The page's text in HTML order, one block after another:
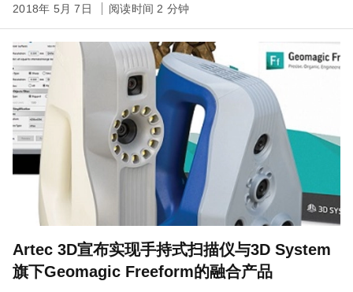
2018年 5月 7日 阅读时间 2 分钟
Artec 3D宣布实现手持式扫描仪与3D System
旗下Geomagic Freeform的融合产品